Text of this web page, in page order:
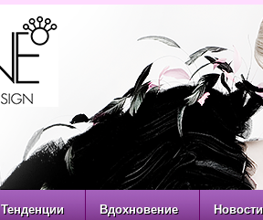
Тенденции Вдохновение Новости